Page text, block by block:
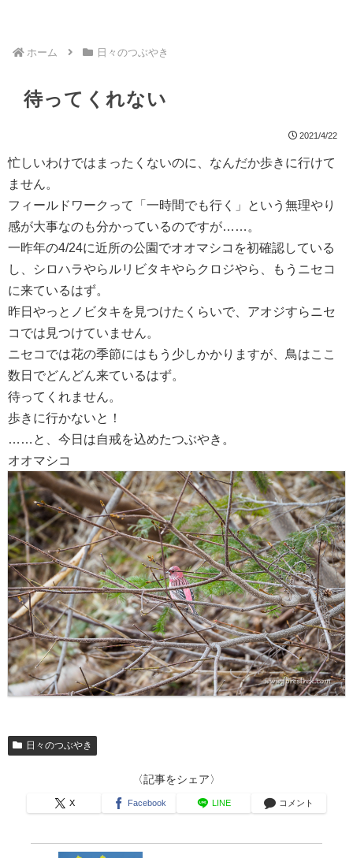
ホーム 日々のつぶやき
待ってくれない
2021/4/22
忙しいわけではまったくないのに、なんだか歩きに行けて
ません。
フィールドワークって「一時間でも行く」という無理やり
感が大事なのも分かっているのですが……。
一昨年の4/24に近所の公園でオオマシコを初確認している
し、シロハラやらルリビタキやらクロジやら、もうニセコ
に来ているはず。
昨日やっとノビタキを見つけたくらいで、アオジすらニセ
コでは見つけていません。
ニセコでは花の季節にはもう少しかかりますが、鳥はここ
数日でどんどん来ているはず。
待ってくれません。
歩きに行かないと！
……と、今日は自戒を込めたつぶやき。
オオマシコ
日々のつぶやき
〈記事をシェア〉
X Facebook LINE コメント